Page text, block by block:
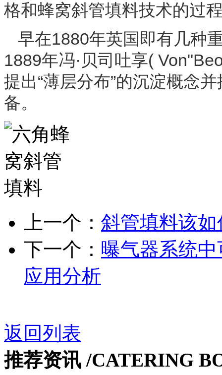
格和蜂窝斜管填料技术的过
早在1880年英国即有几种
1889年冯·贝司吐享(
提出“薄层分布”的沉淀概念
备。
上一个： 斜管填料该如
下一个： 曝气器系统
应用分析
返回列表
推荐资讯 /CATERING